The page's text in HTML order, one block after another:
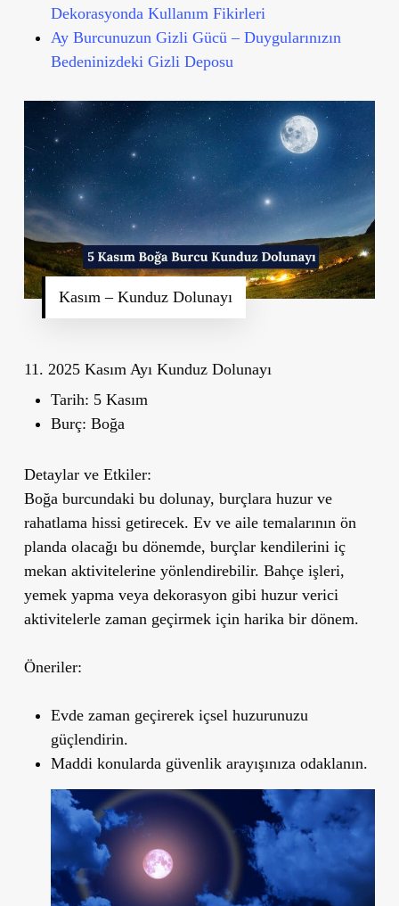
Dekorasyonda Kullanım Fikirleri
Ay Burcunuzun Gizli Gücü – Duygularınızın
Bedeninizdeki Gizli Deposu
Kasım – Kunduz Dolunayı
11. 2025 Kasım Ayı Kunduz Dolunayı
Tarih: 5 Kasım
Burç: Boğa
Detaylar ve Etkiler:
Boğa burcundaki bu dolunay, burçlara huzur ve
rahatlama hissi getirecek. Ev ve aile temalarının ön
planda olacağı bu dönemde, burçlar kendilerini iç
mekan aktivitelerine yönlendirebilir. Bahçe işleri,
yemek yapma veya dekorasyon gibi huzur verici
aktivitelerle zaman geçirmek için harika bir dönem.
Öneriler:
Evde zaman geçirerek içsel huzurunuzu
güçlendirin.
Maddi konularda güvenlik arayışınıza odaklanın.